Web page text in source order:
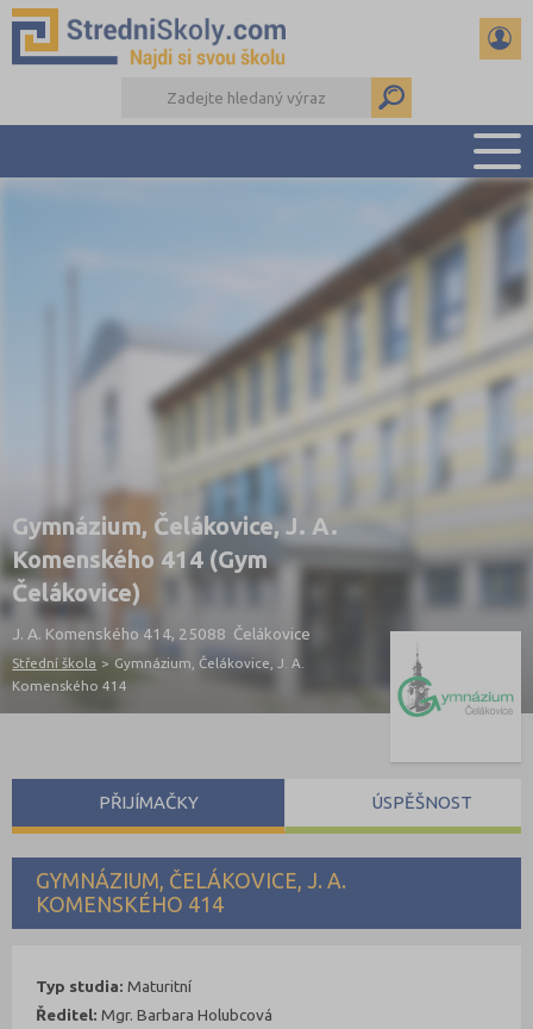
PŘEHLED ŠKOL
PŘÍPRAVA NA PŘIJÍMAČKY
DŮLEŽITÉ TERMÍNY
REFERÁTY A SEMINÁRKY
DALŠÍ DRUHY ŠKOL
Gymnázium, Čelákovice, J. A.
Komenského 414 (Gym
Čelákovice)
J. A. Komenského 414, 25088 Čelákovice
Střední škola > Gymnázium, Čelákovice, J. A.
Komenského 414
GYMNÁZIUM, ČELÁKOVICE, J. A.
KOMENSKÉHO 414
Typ studia: Maturitní
Ředitel: Mgr. Barbara Holubcová
PŘIJÍMAČKY ÚSPĚŠNOST